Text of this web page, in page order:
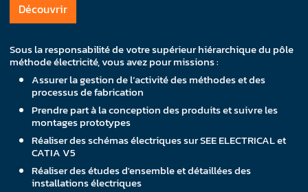
Découvrir
Sous la responsabilité de votre supérieur hiérarchique du pôle
méthode électricité, vous avez pour missions :
Assurer la gestion de l’activité des méthodes et des
processus de fabrication
Prendre part à la conception des produits et suivre les
montages prototypes
Réaliser des schémas électriques sur SEE ELECTRICAL et
CATIA V5
Réaliser des études d'ensemble et détaillées des
installations électriques